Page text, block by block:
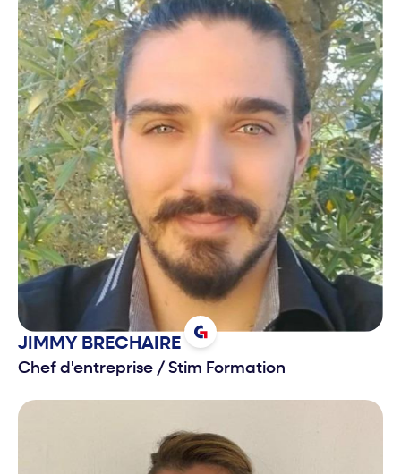
JIMMY BRECHAIRE
Chef d'entreprise / Stim Formation